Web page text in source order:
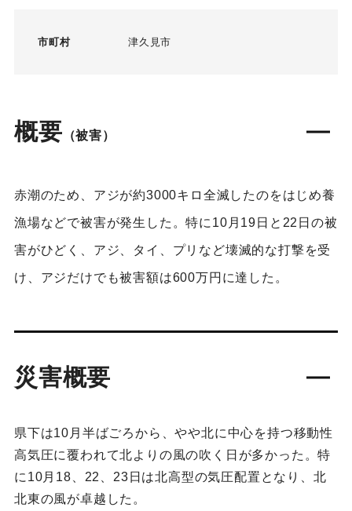
市町村 津久見市
概要 （被害）
赤潮のため、アジが約3000キロ全滅したのをはじめ養
漁場などで被害が発生した。特に10月19日と22日の被
害がひどく、アジ、タイ、プリなど壊滅的な打撃を受
け、アジだけでも被害額は600万円に達した。
災害概要
県下は10月半ばごろから、やや北に中心を持つ移動性
高気圧に覆われて北よりの風の吹く日が多かった。特
に10月18、22、23日は北高型の気圧配置となり、北
北東の風が卓越した。